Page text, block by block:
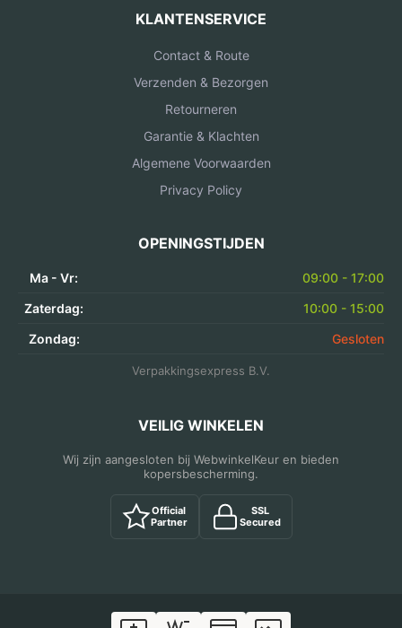
KLANTENSERVICE
Contact & Route
Verzenden & Bezorgen
Retourneren
Garantie & Klachten
Algemene Voorwaarden
Privacy Policy
OPENINGSTIJDEN
Ma - Vr:
09:00 - 17:00
Zaterdag:
10:00 - 15:00
Zondag:
Gesloten
Verpakkingsexpress B.V.
VEILIG WINKELEN
Wij zijn aangesloten bij WebwinkelKeur en bieden
kopersbescherming.
Official
Partner
SSL
Secured